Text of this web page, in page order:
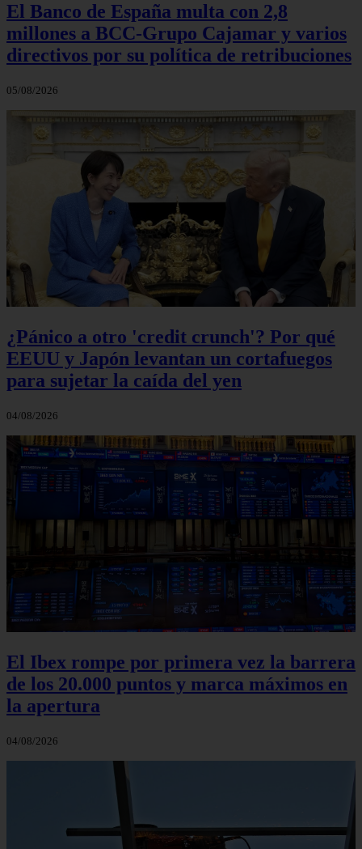
El Banco de España multa con 2,8
millones a BCC-Grupo Cajamar y varios
directivos por su política de retribuciones
05/08/2026
¿Pánico a otro 'credit crunch'? Por qué
EEUU y Japón levantan un cortafuegos
para sujetar la caída del yen
04/08/2026
El Ibex rompe por primera vez la barrera
de los 20.000 puntos y marca máximos en
la apertura
04/08/2026